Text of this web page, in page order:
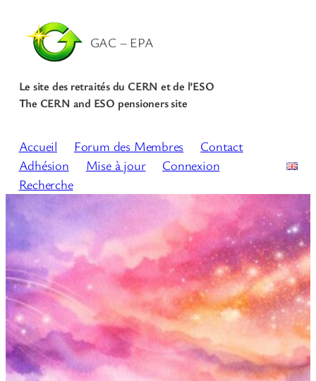
GAC – EPA
Le site des retraités du CERN et de l’ESO
The CERN and ESO pensioners site
Accueil Forum des Membres
Contact
Adhésion
Mise à jour
Connexion
Recherche